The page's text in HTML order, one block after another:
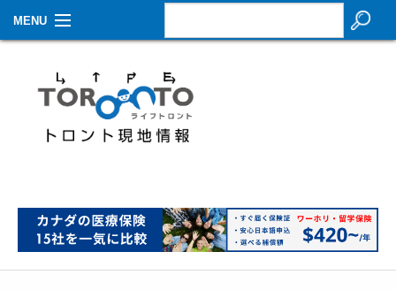
MENU
生活情報
その他
イベントカレンダー